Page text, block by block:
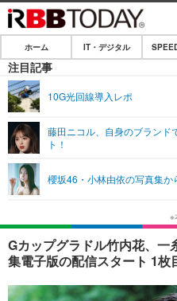
ホーム
IT・デジタル
ショッピング
SPEED TEST
エンタメ
エンタメTOP
音楽
ライフ
ライフTOP
ペット
その他
リリース一覧
プッシュ通知の停止方法
ホーム IT・デジタル
注目記事
10G光回線導入レポ
藤田ニコル、自身のブランド
ト！
櫻坂46・小林由依の写真集
Gカップグラドル竹内花、一
集電子版の配信スタート 1枚